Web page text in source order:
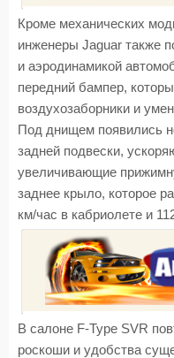
Кроме механических
инженеры Jaguar также
и аэродинамикой
передний бампер,
воздухозаборники и
Под днищем появились
задней подвески,
увеличивающие
заднее крыло, которое
км/час в кабриолете и
В салоне F-Type SVR
роскоши и удобства